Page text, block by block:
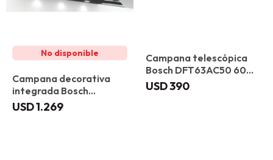
Campana decorativa
integrada Bosch
DBB97AM60 90 cm
USD1.269
Campana telescópica
Bosch DFT63AC50 60
cm
USD390